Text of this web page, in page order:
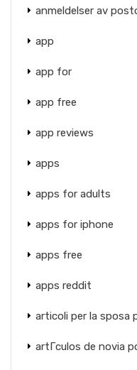
anmeldelser av
app
app for
app free
app reviews
apps
apps for adults
apps for iphone
apps free
apps reddit
articoli per la sposa
artГ­culos de novia